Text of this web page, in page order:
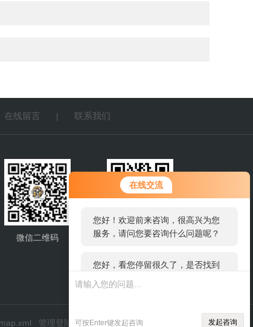
在线交流
您好！欢迎前来咨询，很高兴为您
服务，请问您要咨询什么问题呢？
您好，看您停留很久了，是否找到
了需求产品，您可以直接在线与我
可按Enter键发起咨询 发起咨询
在线留言 | 联系我们
微信二维码 网站二维码
管理登陆